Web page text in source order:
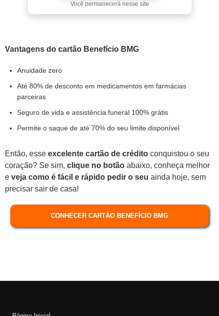
Você permanecerá nesse site
Vantagens do cartão Benefício BMG
Anuidade zero
Até 80% de desconto em medicamentos em farmácias
parceiras
Seguro de vida e assistência funeral 100% grátis
Permite o saque de até 70% do seu limite disponível
Então, esse excelente cartão de crédito conquistou o seu
coração? Se sim, clique no botão abaixo, conheça melhor
e veja como é fácil e rápido pedir o seu ainda hoje, sem
precisar sair de casa!
CONHECER CARTÃO BENEFÍCIO BMG